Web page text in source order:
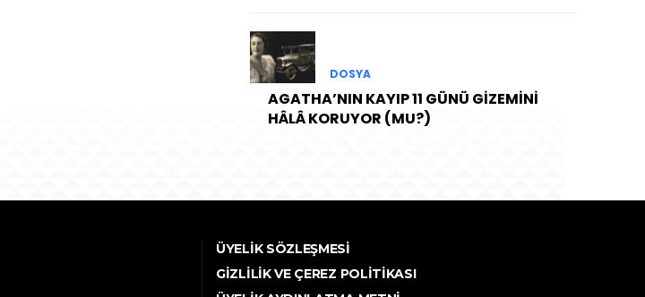
DOSYA
AGATHA’NIN KAYIP 11 GÜNÜ GİZEMİNİ
HÂLÂ KORUYOR (MU?)
ÜYELIK SÖZLEŞMESI
GIZLILIK VE ÇEREZ POLITIKASI